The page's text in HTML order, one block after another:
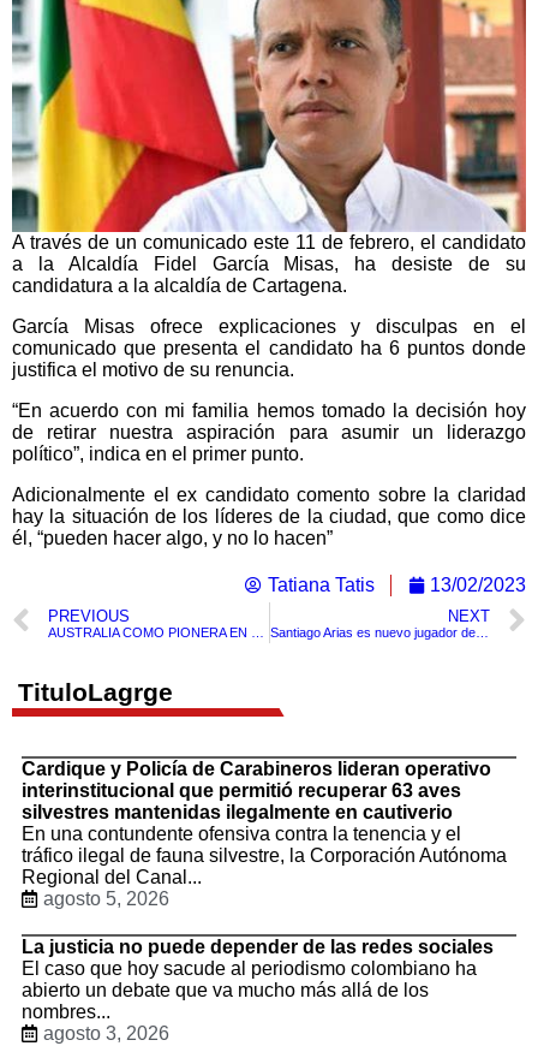
A través de un comunicado este 11 de febrero, el candidato
a la Alcaldía Fidel García Misas, ha desiste de su
candidatura a la alcaldía de Cartagena.
García Misas ofrece explicaciones y disculpas en el
comunicado que presenta el candidato ha 6 puntos donde
justifica el motivo de su renuncia.
“En acuerdo con mi familia hemos tomado la decisión hoy
de retirar nuestra aspiración para asumir un liderazgo
político”, indica en el primer punto.
Adicionalmente el ex candidato comento sobre la claridad
hay la situación de los líderes de la ciudad, que como dice
él, “pueden hacer algo, y no lo hacen”
Tatiana Tatis 13/02/2023
PREVIOUS NEXT
Santiago Arias es nuevo jugador del Cincinnati, equipo de la MLS.
TituloLagrge
Cardique y Policía de Carabineros lideran operativo
interinstitucional que permitió recuperar 63 aves
silvestres mantenidas ilegalmente en cautiverio
En una contundente ofensiva contra la tenencia y el
tráfico ilegal de fauna silvestre, la Corporación Autónoma
Regional del Canal...
agosto 5, 2026
La justicia no puede depender de las redes sociales
El caso que hoy sacude al periodismo colombiano ha
abierto un debate que va mucho más allá de los
nombres...
agosto 3, 2026